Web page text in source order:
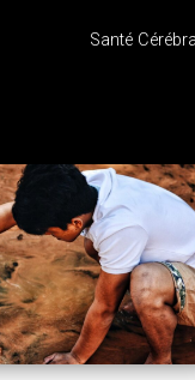
Santé